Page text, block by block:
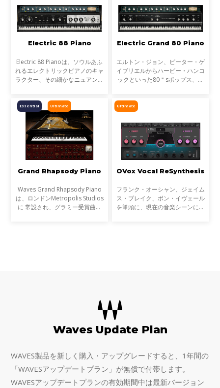
Electric 88 Piano
Electric 88 Pianoは、ソウルあふ
れるエレクトリックピアノのキャ
ラクター、その細かなニュアンス
抜群の内蔵エフェクトも搭載し
た、Waves発のインスト
Electric Grand 80 Piano
エルトン・ジョン、ピーター・ゲ
イブリエルからハービー・ハンコ
ックといった80＂sポップス、ロ
るエレクトロニック・ミュージッ
Ultimate
Essential
Grand Rhapsody Piano
Waves Grand Rhapsody Piano
は、ロンドンMetropolis Studios
に 常設され、グラミー受賞曲ア
Ultimate
OVox Vocal ReSynthesis
フランク・オーシャン、ジェイム
ス・ブレイク、ボン・イヴェール
を筆頭に、現在の音楽シーンに欠
Waves Update Plan
WAVES製品を新しく購入・アップグレードすると、1年間の
「WAVESアップデートプラン」が無償で付帯します。
WAVESアップデートプランの有効期間中は最新バージョン